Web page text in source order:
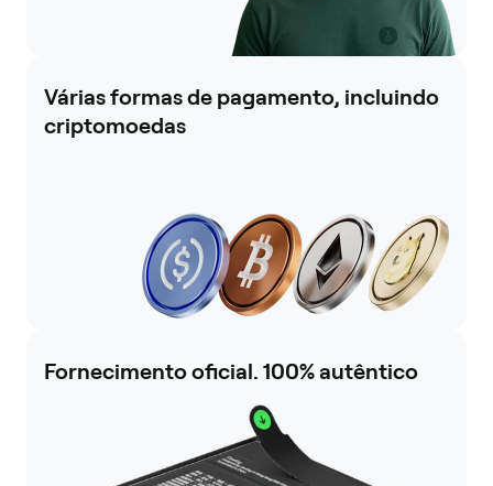
Várias formas de pagamento, incluindo
criptomoedas
Fornecimento oficial. 100% autêntico